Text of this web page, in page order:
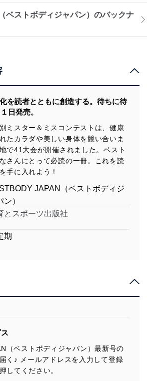
ベストボディジャパン）のバックナ
を読者とともに創造する。待ちに待
日発売。
ミスター＆ミスコンテストは、健康
たカラダや美しい身体を競い合いま
で41大会が開催されました。ベスト
さんにとって必読の一冊。これを読
手に入れよう！
JAPAN（ベストボディジ
ン）
とスポーツ出版社
期
（ベストボディジャパン）最新号の
く♪ メールアドレスを入力して登録
してください。